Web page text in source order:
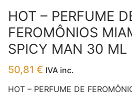
HOT – PERFUME
FEROMÔNIOS
SPICY MAN 30 ML
50,81 € IVA inc.
HOT – PERFUME DE